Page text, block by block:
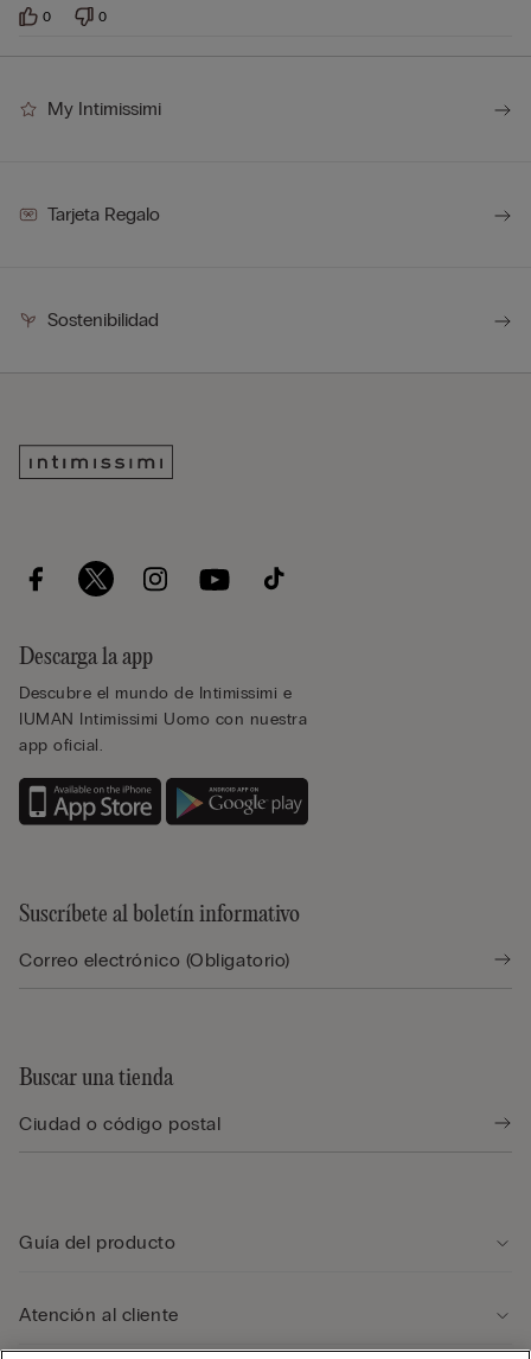
0 0
My Intimissimi
Tarjeta Regalo
Sostenibilidad
Descarga la app
Descubre el mundo de Intimissimi e
IUMAN Intimissimi Uomo con nuestra
app oficial.
Suscríbete al boletín informativo
Buscar una tienda
Guía del producto
Atención al cliente